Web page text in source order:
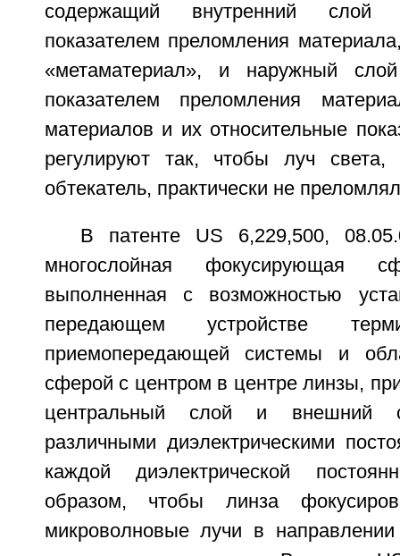
содержащий внутренний слой
показателем преломления
«метаматериал», и наружный
показателем преломления
материалов и их относительные
регулируют так, чтобы луч света,
обтекатель, практически не
В патенте US 6,229,500,
многослойная фокусирующая
выполненная с возможностью
передающем устройстве
приемопередающей системы и
сферой с центром в центре линзы,
центральный слой и внешний
различными диэлектрическими
каждой диэлектрической
образом, чтобы линза
микроволновые лучи в